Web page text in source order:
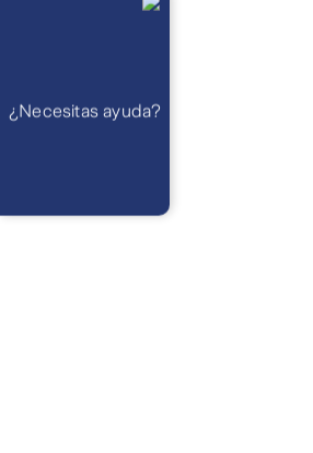
¿Necesitas ayuda?
Atención 24